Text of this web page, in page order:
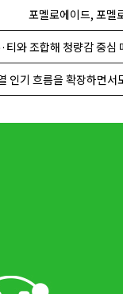
포멜로에이드, 포멜
티와 조합해 청량감 중심
인기 흐름을 확장하면